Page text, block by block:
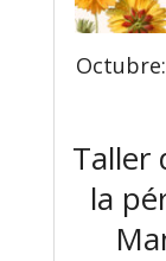
Taller
la